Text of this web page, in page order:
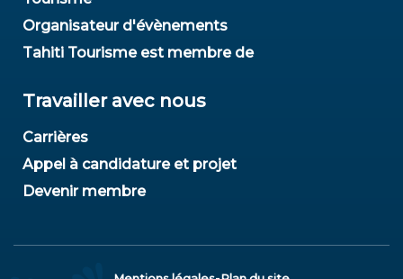
Organisateur d'évènements
Tahiti Tourisme est membre de
Travailler avec nous
Carrières
Appel à candidature et projet
Devenir membre